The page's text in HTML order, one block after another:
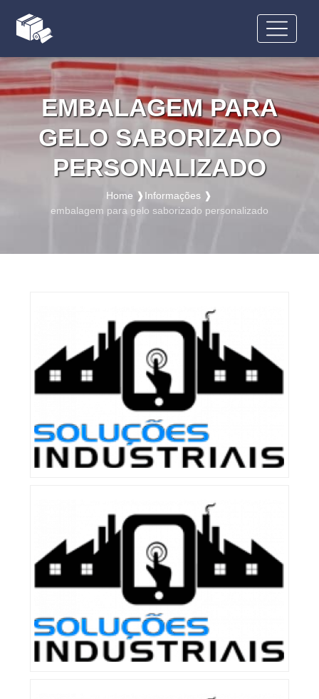
EMBALAGEM PARA
GELO SABORIZADO
PERSONALIZADO
Home ❱ Informações ❱
embalagem para gelo saborizado personalizado